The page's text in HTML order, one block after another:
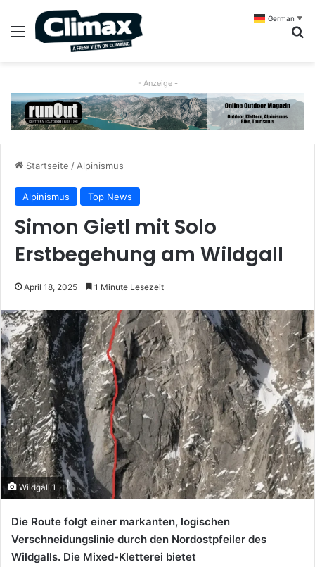
Menü
- Anzeige -
Startseite / Alpinismus
Alpinismus Top News
Simon Gietl mit Solo
Erstbegehung am Wildgall
April 18, 2025 1 Minute Lesezeit
Wildgall 1
Die Route folgt einer markanten, logischen
Verschneidungslinie durch den Nordostpfeiler des
Wildgalls. Die Mixed-Kletterei bietet
German ▼